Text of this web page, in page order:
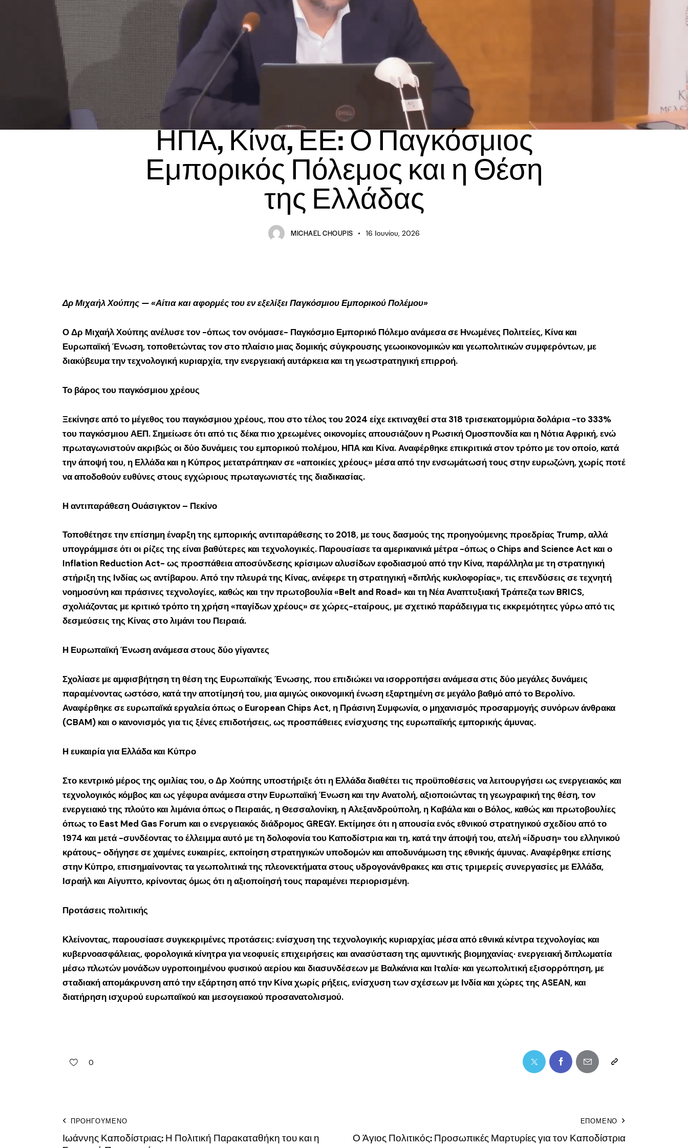
ΆΠΟΨΗ
ΗΠΑ, Κίνα, ΕΕ: Ο Παγκόσμιος
Εμπορικός Πόλεμος και η Θέση
της Ελλάδας
MICHAEL CHOUPIS 16 Ιουνίου, 2026
Δρ Μιχαήλ Χούπης — «Αίτια και αφορμές του εν εξελίξει Παγκόσμιου Εμπορικού Πολέμου»
Ο Δρ Μιχαήλ Χούπης ανέλυσε τον -όπως τον ονόμασε- Παγκόσμιο Εμπορικό Πόλεμο ανάμεσα σε Ηνωμένες Πολιτείες, Κίνα και
Ευρωπαϊκή Ένωση, τοποθετώντας τον στο πλαίσιο μιας δομικής σύγκρουσης γεωοικονομικών και γεωπολιτικών συμφερόντων, με
διακύβευμα την τεχνολογική κυριαρχία, την ενεργειακή αυτάρκεια και τη γεωστρατηγική επιρροή.
Το βάρος του παγκόσμιου χρέους
Ξεκίνησε από το μέγεθος του παγκόσμιου χρέους, που στο τέλος του 2024 είχε εκτιναχθεί στα 318 τρισεκατομμύρια δολάρια -το 333%
του παγκόσμιου ΑΕΠ. Σημείωσε ότι από τις δέκα πιο χρεωμένες οικονομίες απουσιάζουν η Ρωσική Ομοσπονδία και η Νότια Αφρική, ενώ
πρωταγωνιστούν ακριβώς οι δύο δυνάμεις του εμπορικού πολέμου, ΗΠΑ και Κίνα. Αναφέρθηκε επικριτικά στον τρόπο με τον οποίο, κατά
την άποψή του, η Ελλάδα και η Κύπρος μετατράπηκαν σε «αποικίες χρέους» μέσα από την ενσωμάτωσή τους στην ευρωζώνη, χωρίς ποτέ
να αποδοθούν ευθύνες στους εγχώριους πρωταγωνιστές της διαδικασίας.
Η αντιπαράθεση Ουάσιγκτον – Πεκίνο
Τοποθέτησε την επίσημη έναρξη της εμπορικής αντιπαράθεσης το 2018, με τους δασμούς της προηγούμενης προεδρίας Trump, αλλά
υπογράμμισε ότι οι ρίζες της είναι βαθύτερες και τεχνολογικές. Παρουσίασε τα αμερικανικά μέτρα -όπως ο Chips and Science Act και ο
Inflation Reduction Act- ως προσπάθεια αποσύνδεσης κρίσιμων αλυσίδων εφοδιασμού από την Κίνα, παράλληλα με τη στρατηγική
στήριξη της Ινδίας ως αντίβαρου. Από την πλευρά της Κίνας, ανέφερε τη στρατηγική «διπλής κυκλοφορίας», τις επενδύσεις σε τεχνητή
νοημοσύνη και πράσινες τεχνολογίες, καθώς και την πρωτοβουλία «Belt and Road» και τη Νέα Αναπτυξιακή Τράπεζα των BRICS,
σχολιάζοντας με κριτικό τρόπο τη χρήση «παγίδων χρέους» σε χώρες-εταίρους, με σχετικό παράδειγμα τις εκκρεμότητες γύρω από τις
δεσμεύσεις της Κίνας στο λιμάνι του Πειραιά.
Η Ευρωπαϊκή Ένωση ανάμεσα στους δύο γίγαντες
Σχολίασε με αμφισβήτηση τη θέση της Ευρωπαϊκής Ένωσης, που επιδιώκει να ισορροπήσει ανάμεσα στις δύο μεγάλες δυνάμεις
παραμένοντας ωστόσο, κατά την αποτίμησή του, μια αμιγώς οικονομική ένωση εξαρτημένη σε μεγάλο βαθμό από το Βερολίνο.
Αναφέρθηκε σε ευρωπαϊκά εργαλεία όπως ο European Chips Act, η Πράσινη Συμφωνία, ο μηχανισμός προσαρμογής συνόρων άνθρακα
(CBAM) και ο κανονισμός για τις ξένες επιδοτήσεις, ως προσπάθειες ενίσχυσης της ευρωπαϊκής εμπορικής άμυνας.
Η ευκαιρία για Ελλάδα και Κύπρο
Στο κεντρικό μέρος της ομιλίας του, ο Δρ Χούπης υποστήριξε ότι η Ελλάδα διαθέτει τις προϋποθέσεις να λειτουργήσει ως ενεργειακός και
τεχνολογικός κόμβος και ως γέφυρα ανάμεσα στην Ευρωπαϊκή Ένωση και την Ανατολή, αξιοποιώντας τη γεωγραφική της θέση, τον
ενεργειακό της πλούτο και λιμάνια όπως ο Πειραιάς, η Θεσσαλονίκη, η Αλεξανδρούπολη, η Καβάλα και ο Βόλος, καθώς και πρωτοβουλίες
όπως το East Med Gas Forum και ο ενεργειακός διάδρομος GREGY. Εκτίμησε ότι η απουσία ενός εθνικού στρατηγικού σχεδίου από το
1974 και μετά -συνδέοντας το έλλειμμα αυτό με τη δολοφονία του Καποδίστρια και τη, κατά την άποψή του, ατελή «ίδρυση» του ελληνικού
κράτους- οδήγησε σε χαμένες ευκαιρίες, εκποίηση στρατηγικών υποδομών και αποδυνάμωση της εθνικής άμυνας. Αναφέρθηκε επίσης
στην Κύπρο, επισημαίνοντας τα γεωπολιτικά της πλεονεκτήματα στους υδρογονάνθρακες και στις τριμερείς συνεργασίες με Ελλάδα,
Ισραήλ και Αίγυπτο, κρίνοντας όμως ότι η αξιοποίησή τους παραμένει περιορισμένη.
Προτάσεις πολιτικής
Κλείνοντας, παρουσίασε συγκεκριμένες προτάσεις: ενίσχυση της τεχνολογικής κυριαρχίας μέσα από εθνικά κέντρα τεχνολογίας και
κυβερνοασφάλειας, φορολογικά κίνητρα για νεοφυείς επιχειρήσεις και ανασύσταση της αμυντικής βιομηχανίας· ενεργειακή διπλωματία
μέσω πλωτών μονάδων υγροποιημένου φυσικού αερίου και διασυνδέσεων με Βαλκάνια και Ιταλία· και γεωπολιτική εξισορρόπηση, με
σταδιακή απομάκρυνση από την εξάρτηση από την Κίνα χωρίς ρήξεις, ενίσχυση των σχέσεων με Ινδία και χώρες της ASEAN, και
διατήρηση ισχυρού ευρωπαϊκού και μεσογειακού προσανατολισμού.
0
ΠΡΟΗΓΟΎΜΕΝΟ
Ιωάννης Καποδίστριας: Η Πολιτική Παρακαταθήκη του και η
ΕΠΟΜΕΝΟ
Ο Άγιος Πολιτικός: Προσωπικές Μαρτυρίες για τον Καποδίστρια